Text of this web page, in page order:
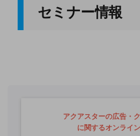
セミナー情報
アクアスターの広告・
に関するオンライ